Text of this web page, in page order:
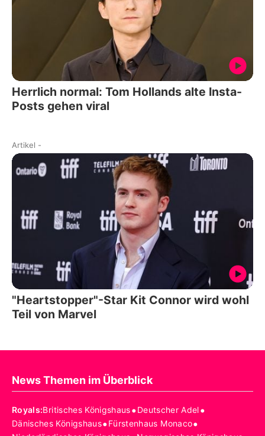
Herrlich normal: Tom Hollands alte Insta-
Posts gehen viral
Artikel -
"Heartstopper"-Star Kit Connor wird wohl
Teil von Marvel
News Themen im Überblick
Royals:Britisches Königshaus•Deutscher Adel•
Dänisches Königshaus•Fürstenhaus Monaco•